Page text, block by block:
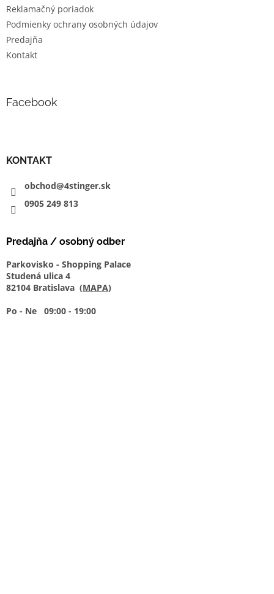
Reklamačný poriadok
Podmienky ochrany osobných údajov
Predajňa
Kontakt
Facebook
KONTAKT
obchod@4stinger.sk
0905 249 813
Predajňa / osobný odber
Parkovisko - Shopping Palace
Studená ulica 4
82104 Bratislava (MAPA)
Po - Ne 09:00 - 19:00